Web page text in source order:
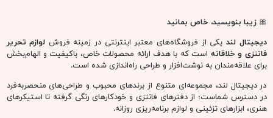
🎀زیبا بنویسید، خاص بمانید
دیجیتال لند یکی از فروشگاه‌های معتبر اینترنتی در زمینه فروش لوازم تحریر
فانتزی و خلاقانه است که با هدف ارائه محصولات خاص، باکیفیت و الهام‌بخش
برای علاقه‌مندان به نوشت‌افزار و طراحی راه‌اندازی شده است.
در دیجیتال لند، مجموعه‌ای متنوع از برندهای محبوب و طراحی‌های منحصربه‌فرد
در دسترس شماست؛ از دفترهای فانتزی و خودکارهای رنگی گرفته تا استیکرهای
هنری، ابزارهای تزئینی و لوازم برنامه‌ریزی روزانه.